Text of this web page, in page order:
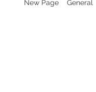
New Page General